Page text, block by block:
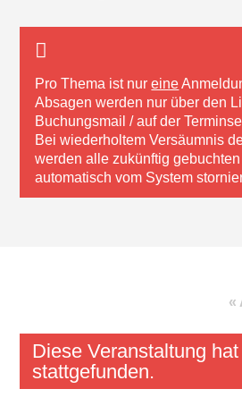
Pro Thema ist nureine
Absagen werden nur über den
Buchungsmail / auf der
Bei wiederholtem Versäumnis
werden alle zukünftig
automatisch vom System
«
Diese Veranstaltung
stattgefunden.